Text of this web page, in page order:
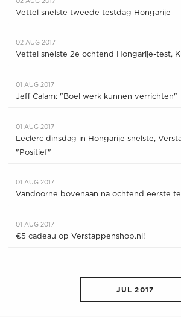
Vettel snelste tweede testdag Hongarije
02 AUG 2017
Vettel snelste 2e ochtend Hongarije-test,
01 AUG 2017
Jeff Calam: "Boel werk kunnen verrichten"
01 AUG 2017
Leclerc dinsdag in Hongarije snelste,
"Positief"
01 AUG 2017
Vandoorne bovenaan na ochtend eerste
01 AUG 2017
€5 cadeau op Verstappenshop.nl!
JUL 2017